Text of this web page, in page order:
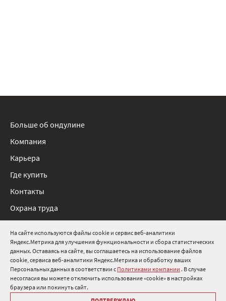
На сайте используются файлы cookie и сервис веб-аналитики
Яндекс.Метрика для улучшения функциональности и сбора статистических
данных. Оставаясь на сайте, вы соглашаетесь на использование файлов
cookie, сервиса веб-аналитики Яндекс.Метрика и обработку ваших
Персональных данных в соответствии с Политиками компании . В случае
несогласия вы можете отключить использование «cookie» в настройках
браузера или покинуть сайт.
8 800 511 91 82
info@onduline.ru
Россия Беларусь Казахстан
Больше об ондулине
Компания
Карьера
Где купить
Контакты
Охрана труда